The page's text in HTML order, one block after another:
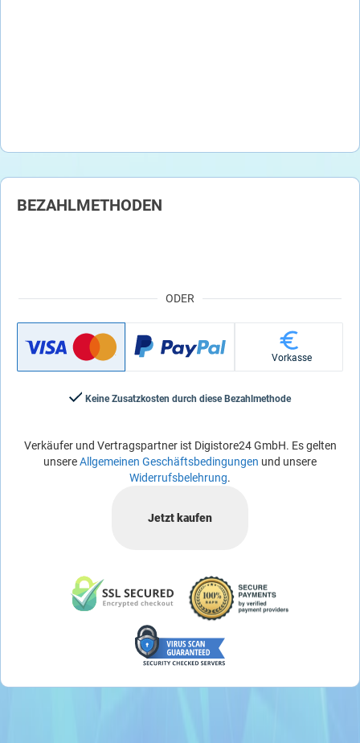
ODER
BEZAHLMETHODEN
Vorkasse
Keine Zusatzkosten durch diese Bezahlmethode
Verkäufer und Vertragspartner ist Digistore24 GmbH. Es gelten
unsereAllgemeinen Geschäftsbedingungen und unsere
Widerrufsbelehrung.
Jetzt kaufen